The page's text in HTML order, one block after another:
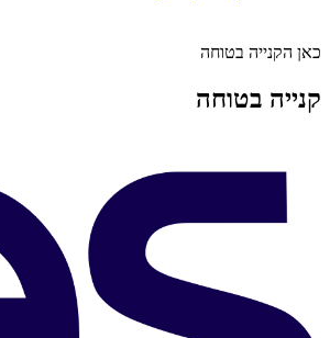
כאן הקנייה בטוחה
קנייה בטוחה